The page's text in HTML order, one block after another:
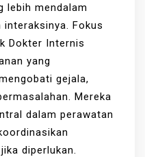
lebih mendalam
Fokus
Dokter Internis
yang
gejala,
Mereka
dalam perawatan
diperlukan.